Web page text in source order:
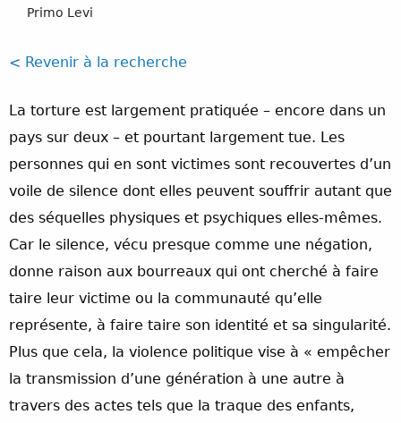
Primo Levi
< Revenir à la recherche
La torture est largement pratiquée – encore dans un
pays sur deux – et pourtant largement tue. Les
personnes qui en sont victimes sont recouvertes d’un
voile de silence dont elles peuvent souffrir autant que
des séquelles physiques et psychiques elles-mêmes.
Car le silence, vécu presque comme une négation,
donne raison aux bourreaux qui ont cherché à faire
taire leur victime ou la communauté qu’elle
représente, à faire taire son identité et sa singularité.
Plus que cela, la violence politique vise à « empêcher
la transmission d’une génération à une autre à
travers des actes tels que la traque des enfants,